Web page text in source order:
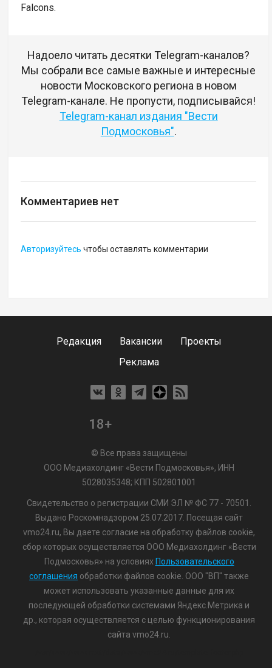
Falcons.
Надоело читать десятки Telegram-каналов?
Мы собрали все самые важные и интересные
новости Московского региона в новом
Telegram-канале. Не пропусти, подписывайся!
Telegram-канал издания "Вести
Подмосковья".
Комментариев нет
Авторизуйтесь чтобы оставлять комментарии
Редакция Вакансии
Проекты
Реклама
18+
© Все права защищены
ООО Медиахолдинг «Вести Подмосковья», ИНН
5028035348; КПП 502801001
Свидетельство о регистрации СМИ ЭЛ № ФС 77 - 70501.
Выдано Роскомнадзором 25.07.2017. Посещая сайт
vmo24.ru, Вы даете согласие на обработку файлов cookie,
сбор которых осуществляется ООО Медиахолдинг «Вести
Подмосковья» на условиях Пользовательского
соглашения обработки файлов cookie. ООО "ВП" также
может использовать указанные данные для их
последующей обработки системами Яндекс.Метрика и
др., которая осуществляется с целью функционирования
сайта vmo24.ru.